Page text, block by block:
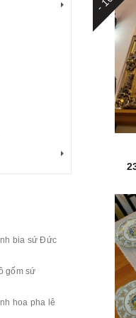
bia sứ Đức
gốm sứ
hoa pha lê